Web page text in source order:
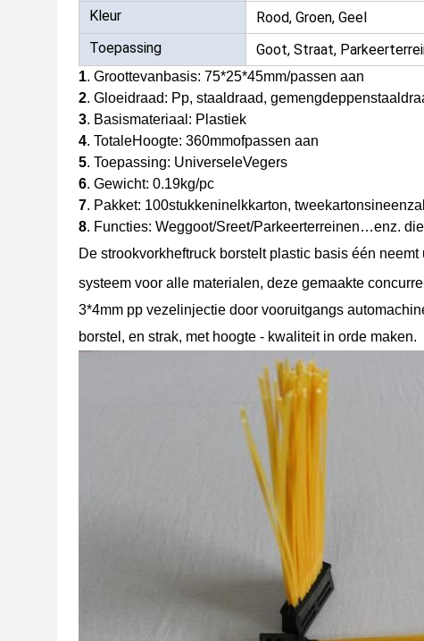
Kleur
Rood, Groen, Geel
Toepassing
Goot, Straat,
1. Groottevanbasis: 75*25*45mm/passen aan
2. Gloeidraad: Pp, staaldraad,
3. Basismateriaal: Plastiek
4. TotaleHoogte: 360mmofpassen aan
5. Toepassing: UniverseleVegers
6. Gewicht: 0.19kg/pc
7. Pakket: 100stukkeninelkkarton,
8. Functies: Weggoot/Sreet/Parkeerterreinen…enz.
De strookvorkheftruck borsteltplastic basis één neemt
systeem voor alle materialen, deze gemaakte
3*4mm pp vezelinjectie door vooruitgangs
borstel, en strak, met hoogte - kwaliteit in orde maken.